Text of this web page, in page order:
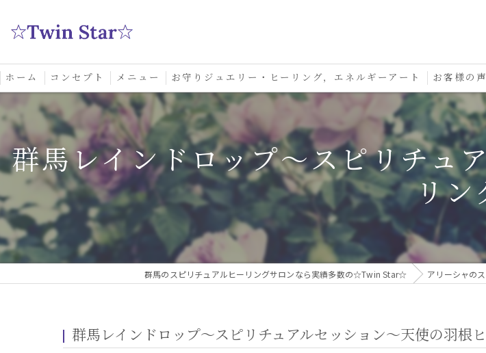
ホーム コンセプト メニュー
スクール
お守りジュエリー・ヒーリング，エネルギーアート お客様の声
口コミ
群馬レインドロップ〜スピリチュ
リン
群馬のスピリチュアルヒーリングサロンなら実績多数の☆Twin Star☆ アリーシャの
群馬レインドロップ〜スピリチュアルセッション〜天使の羽根